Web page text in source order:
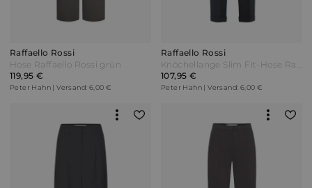
Raffaello Rossi
Hose Raffaello Rossi grün
119,95 €
Peter Hahn | Versand: 6,00 €
Raffaello Rossi
107,95 €
Peter Hahn | Versand: 6,00 €